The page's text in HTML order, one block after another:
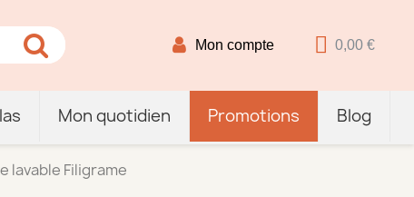
Mon compte 0,00 €
Mon quotidien Promotions Blog
lavable Filigrame